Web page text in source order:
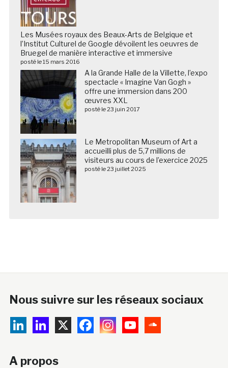
Les Musées royaux des Beaux-Arts de Belgique et
l’Institut Culturel de Google dévoilent les oeuvres de
Bruegel de manière interactive et immersive
posté le 15 mars 2016
A la Grande Halle de la Villette, l’expo
spectacle « Imagine Van Gogh »
offre une immersion dans 200
œuvres XXL
posté le 23 juin 2017
Le Metropolitan Museum of Art a
accueilli plus de 5,7 millions de
visiteurs au cours de l’exercice 2025
posté le 23 juillet 2025
Nous suivre sur les réseaux sociaux
A propos